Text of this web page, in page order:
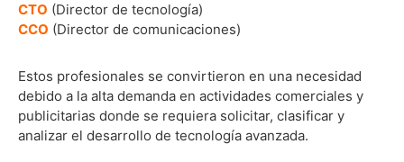
CTO (Director de tecnología)
CCO (Director de comunicaciones)
Estos profesionales se convirtieron en una necesidad
debido a la alta demanda en actividades comerciales y
publicitarias donde se requiera solicitar, clasificar y
analizar el desarrollo de tecnología avanzada.